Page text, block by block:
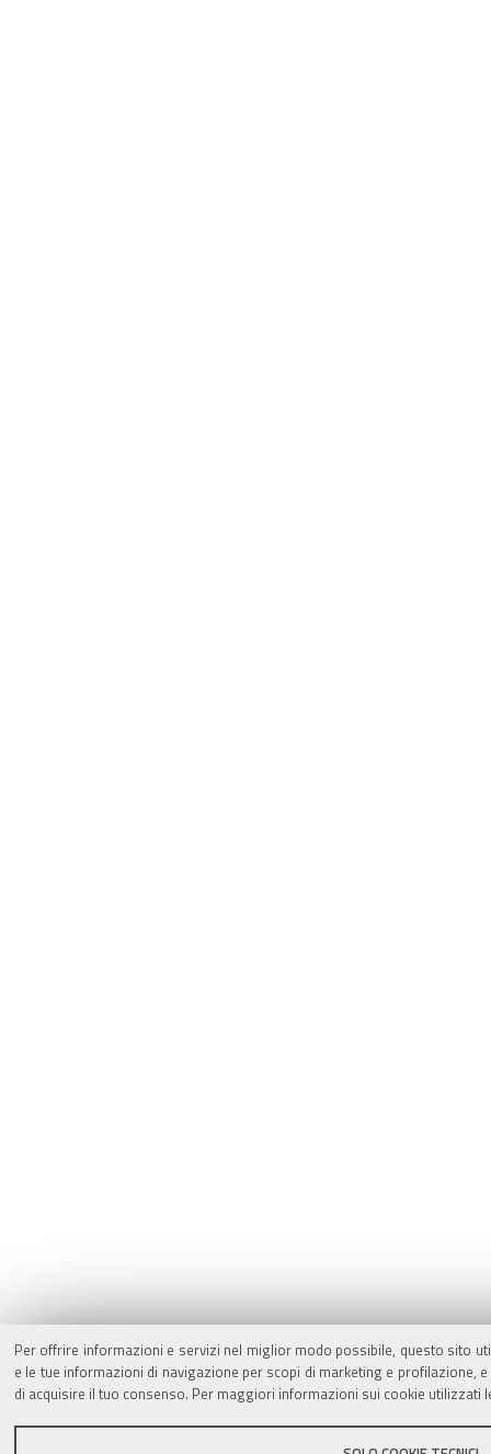
Per offrire informazioni e servizi nel miglior modo possibile, questo sito
e le tue informazioni di navigazione per scopi di marketing e
di acquisire il tuo consenso. Per maggiori informazioni sui cookie utilizzati